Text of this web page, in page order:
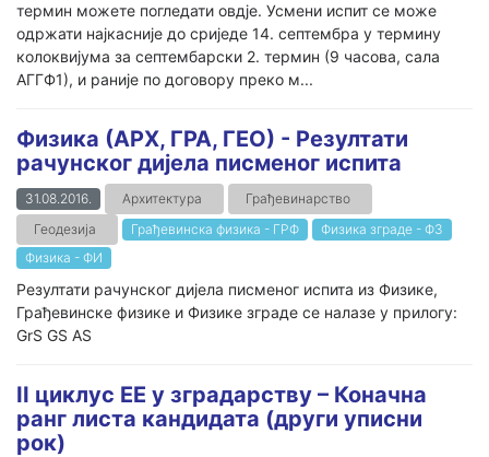
термин можете погледати овдје. Усмени испит се може
одржати најкасније до сриједе 14. септембра у термину
колоквијума за септембарски 2. термин (9 часова, сала
АГГФ1), и раније по договору преко м...
Физика (АРХ, ГРА, ГЕО) - Резултати
рачунског дијела писменог испита
31.08.2016. Архитектура
Грађевинарство
Геодезија
Грађевинска физика - ГРФ
Физика зграде - ФЗ
Физика - ФИ
Резултати рачунског дијела писменог испита из Физике,
Грађевинске физике и Физике зграде се налазе у прилогу:
GrS GS АS
II циклус ЕЕ у зградарству – Коначна
ранг листа кандидата (други уписни
рок)